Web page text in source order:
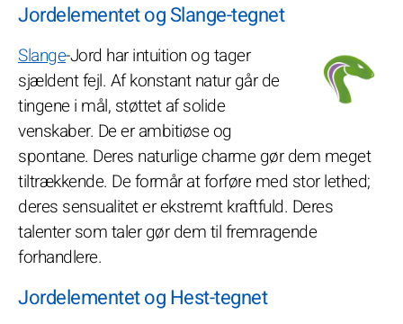
Jordelementet og Slange-tegnet
Slange-Jord har intuition og tager
sjældent fejl. Af konstant natur går de
tingene i mål, støttet af solide
venskaber. De er ambitiøse og
spontane. Deres naturlige charme gør dem meget
tiltrækkende. De formår at forføre med stor lethed;
deres sensualitet er ekstremt kraftfuld. Deres
talenter som taler gør dem til fremragende
forhandlere.
Jordelementet og Hest-tegnet